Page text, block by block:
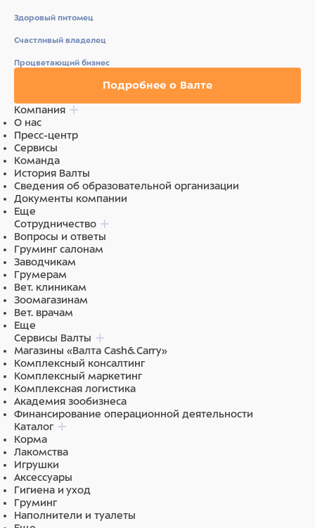
Saccharomyces Cerevisiae, Инулин, МОС, ФОС, Омега-6,
перилла 4,1%, мак, цикорий, анис, нуг, злаки.
Здоровый питомец
Счастливый владелец
Процветающий бизнес
Подробнее о Валте
Компания
О нас
Пресс-центр
Сервисы
Команда
История Валты
Сведения об образовательной организации
Документы компании
Еще
Сотрудничество
Вопросы и ответы
Груминг салонам
Заводчикам
Грумерам
Вет. клиникам
Зоомагазинам
Вет. врачам
Еще
Сервисы Валты
Магазины «Валта Cash&Carry»
Комплексный консалтинг
Комплексный маркетинг
Комплексная логистика
Академия зообизнеса
Финансирование операционной деятельности
Каталог
Корма
Лакомства
Игрушки
Аксессуары
Гигиена и уход
Груминг
Наполнители и туалеты